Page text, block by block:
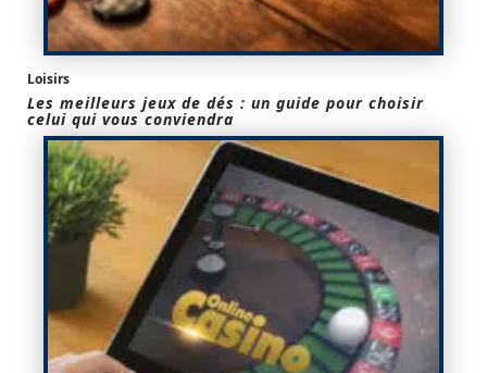
Loisirs
Les meilleurs jeux de dés : un guide pour choisir
celui qui vous conviendra